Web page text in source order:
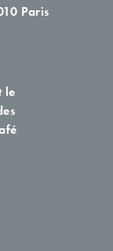
Paris
le